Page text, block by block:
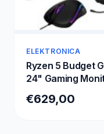
ELEKTRONICA
Ryzen 5 Budget
24" Gaming
RAM|WiFi|GC2
€629,00